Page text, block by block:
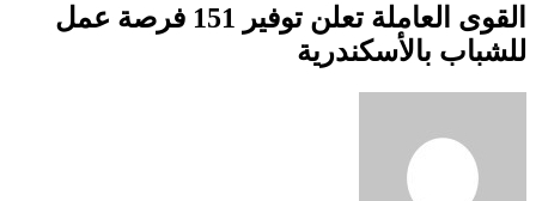
القوى العاملة تعلن توفير 151 فرصة عمل
للشباب بالأسكندرية